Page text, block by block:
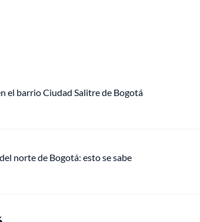
el barrio Ciudad Salitre de Bogotá
norte de Bogotá: esto se sabe